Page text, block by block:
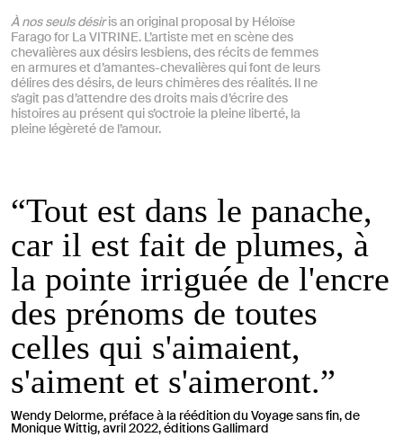
À nos seuls désiris an original proposal by Héloïse
Farago for La VITRINE. L’artiste met en scène des
chevalières aux désirs lesbiens, des récits de femmes
en armures et d’amantes-chevalières qui font de leurs
délires des désirs, de leurs chimères des réalités. Il ne
s’agit pas d’attendre des droits mais d’écrire des
histoires au présent qui s’octroie la pleine liberté, la
pleine légèreté de l’amour.
“Tout est dans le panache,
car il est fait de plumes, à
la pointe irriguée de l'encre
des prénoms de toutes
celles qui s'aimaient,
s'aiment et s'aimeront.”
Wendy Delorme, préface à la réédition du Voyage sans fin, de
Monique Wittig, avril 2022, éditions Gallimard